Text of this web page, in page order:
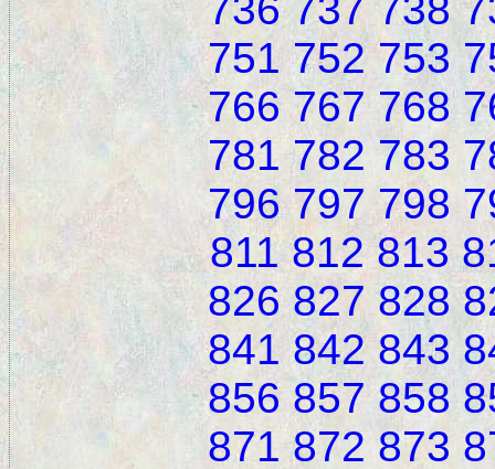
751 752 753
766 767 768
781 782 783
796 797 798
811 812 813
826 827 828
841 842 843
856 857 858
871 872 873